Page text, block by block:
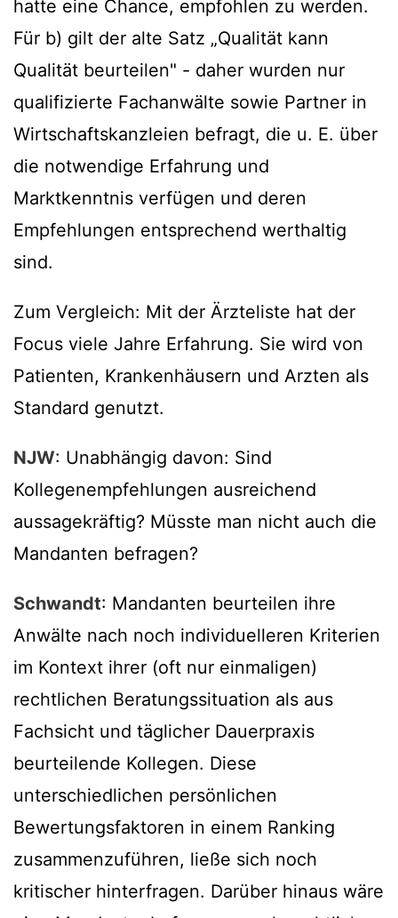
hatte eine Chance, empfohlen zu werden.
Für b) gilt der alte Satz „Qualität kann
Qualität beurteilen" - daher wurden nur
qualifizierte Fachanwälte sowie Partner in
Wirtschaftskanzleien befragt, die u. E. über
die notwendige Erfahrung und
Marktkenntnis verfügen und deren
Empfehlungen entsprechend werthaltig
sind.
Zum Vergleich: Mit der Ärzteliste hat der
Focus viele Jahre Erfahrung. Sie wird von
Patienten, Krankenhäusern und Arzten als
Standard genutzt.
NJW: Unabhängig davon: Sind
Kollegenempfehlungen ausreichend
aussagekräftig? Müsste man nicht auch die
Mandanten befragen?
Schwandt: Mandanten beurteilen ihre
Anwälte nach noch individuelleren Kriterien
im Kontext ihrer (oft nur einmaligen)
rechtlichen Beratungssituation als aus
Fachsicht und täglicher Dauerpraxis
beurteilende Kollegen. Diese
unterschiedlichen persönlichen
Bewertungsfaktoren in einem Ranking
zusammenzuführen, ließe sich noch
kritischer hinterfragen. Darüber hinaus wäre